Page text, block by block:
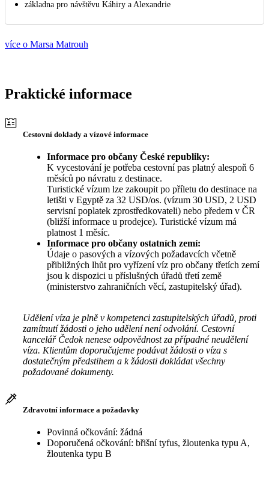
základna pro návštěvu Káhiry a Alexandrie
více o Marsa Matrouh
Praktické informace
Cestovní doklady a vízové informace
Informace pro občany České republiky:
K vycestování je potřeba cestovní pas platný alespoň 6
měsíců po návratu z destinace.
Turistické vízum lze zakoupit po příletu do destinace na
letišti v Egyptě za 32 USD/os. (vízum 30 USD, 2 USD
servisní poplatek zprostředkovateli) nebo předem v ČR
(bližší informace u prodejce). Turistické vízum má
platnost 1 měsíc.
Informace pro občany ostatních zemí:
Údaje o pasových a vízových požadavcích včetně
přibližných lhůt pro vyřízení víz pro občany třetích zemí
jsou k dispozici u příslušných úřadů třetí země
(ministerstvo zahraničních věcí, zastupitelský úřad).
Udělení víza je plně v kompetenci zastupitelských úřadů, proti
zamítnutí žádosti o jeho udělení není odvolání. Cestovní
kancelář Čedok nenese odpovědnost za případné neudělení
víza. Klientům doporučujeme podávat žádosti o víza s
dostatečným předstihem a k žádosti dokládat všechny
požadované dokumenty.
Zdravotní informace a požadavky
Povinná očkování: žádná
Doporučená očkování: břišní tyfus, žloutenka typu A,
žloutenka typu B